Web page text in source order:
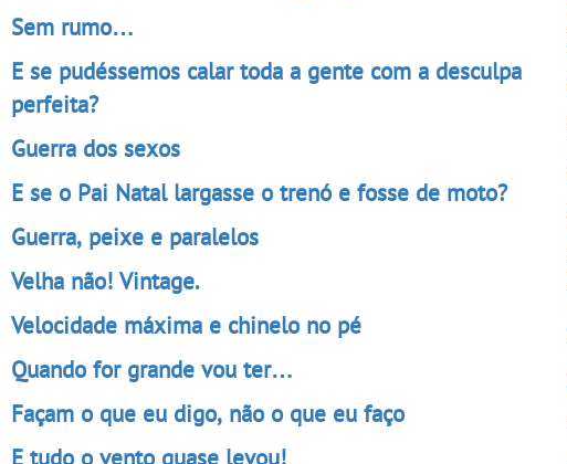
Sem rumo…
E se pudéssemos calar toda a gente com a desculpa
perfeita?
Guerra dos sexos
E se o Pai Natal largasse o trenó e fosse de moto?
Guerra, peixe e paralelos
Velha não! Vintage.
Velocidade máxima e chinelo no pé
Quando for grande vou ter…
Façam o que eu digo, não o que eu faço
E tudo o vento quase levou!